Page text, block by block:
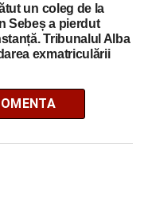
un coleg de la
Sebeș a pierdut
Tribunalul Alba
exmatriculării